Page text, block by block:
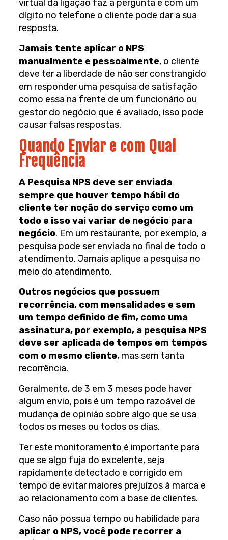
virtual da ligação faz a pergunta e com um
dígito no telefone o cliente pode dar a sua
resposta.
Jamais tente aplicar o NPS
manualmente e pessoalmente, o cliente
deve ter a liberdade de não ser constrangido
em responder uma pesquisa de satisfação
como essa na frente de um funcionário ou
gestor do negócio que é avaliado, isso pode
causar falsas respostas.
Quando Enviar e com Qual
Frequência
A Pesquisa NPS deve ser enviada
sempre que houver tempo hábil do
cliente ter noção do serviço como um
todo e isso vai variar de negócio para
negócio. Em um restaurante, por exemplo, a
pesquisa pode ser enviada no final de todo o
atendimento. Jamais aplique a pesquisa no
meio do atendimento.
Outros negócios que possuem
recorrência, com mensalidades e sem
um tempo definido de fim, como uma
assinatura, por exemplo, a pesquisa NPS
deve ser aplicada de tempos em tempos
com o mesmo cliente, mas sem tanta
recorrência.
Geralmente, de 3 em 3 meses pode haver
algum envio, pois é um tempo razoável de
mudança de opinião sobre algo que se usa
todos os meses ou todos os dias.
Ter este monitoramento é importante para
que se algo fuja do excelente, seja
rapidamente detectado e corrigido em
tempo de evitar maiores prejuízos à marca e
ao relacionamento com a base de clientes.
Caso não possua tempo ou habilidade para
aplicar o NPS, você pode recorrer a